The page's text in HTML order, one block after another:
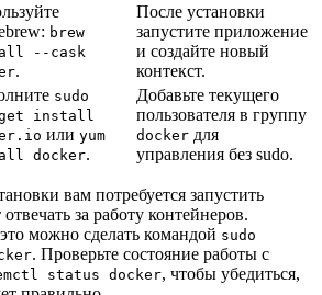
brew
--cask
.
После установки
запустите приложение
и создайте новый
контекст.
sudo
install
или yum
docker.
Добавьте текущего
пользователя в группу
docker для
управления без sudo.
вам потребуется запустить
за работу контейнеров.
можно сделать командой sudo
. Проверьте состояние работы с
status docker, чтобы убедиться,